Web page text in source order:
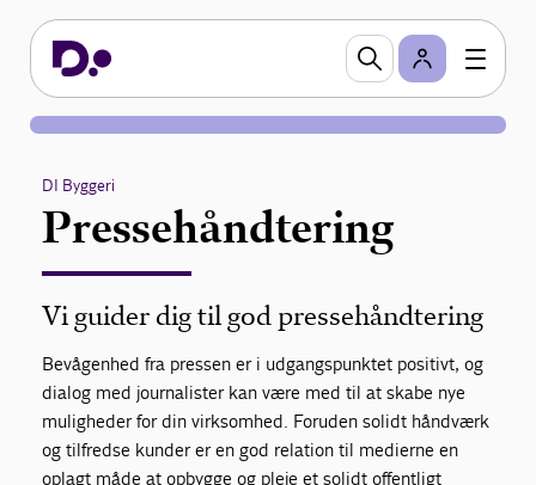
DI Byggeri
Pressehåndtering
Vi guider dig til god pressehåndtering
Bevågenhed fra pressen er i udgangspunktet positivt, og
dialog med journalister kan være med til at skabe nye
muligheder for din virksomhed. Foruden solidt håndværk
og tilfredse kunder er en god relation til medierne en
oplagt måde at opbygge og pleje et solidt offentligt